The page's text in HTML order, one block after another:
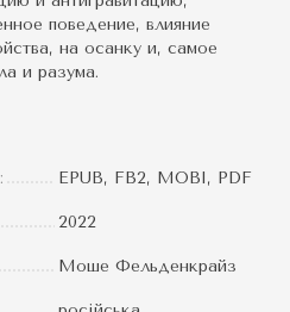
поведение, влияние
на осанку и, самое
и разума.
EPUB, FB2, MOBI, PDF
2022
Моше Фельденкрайз